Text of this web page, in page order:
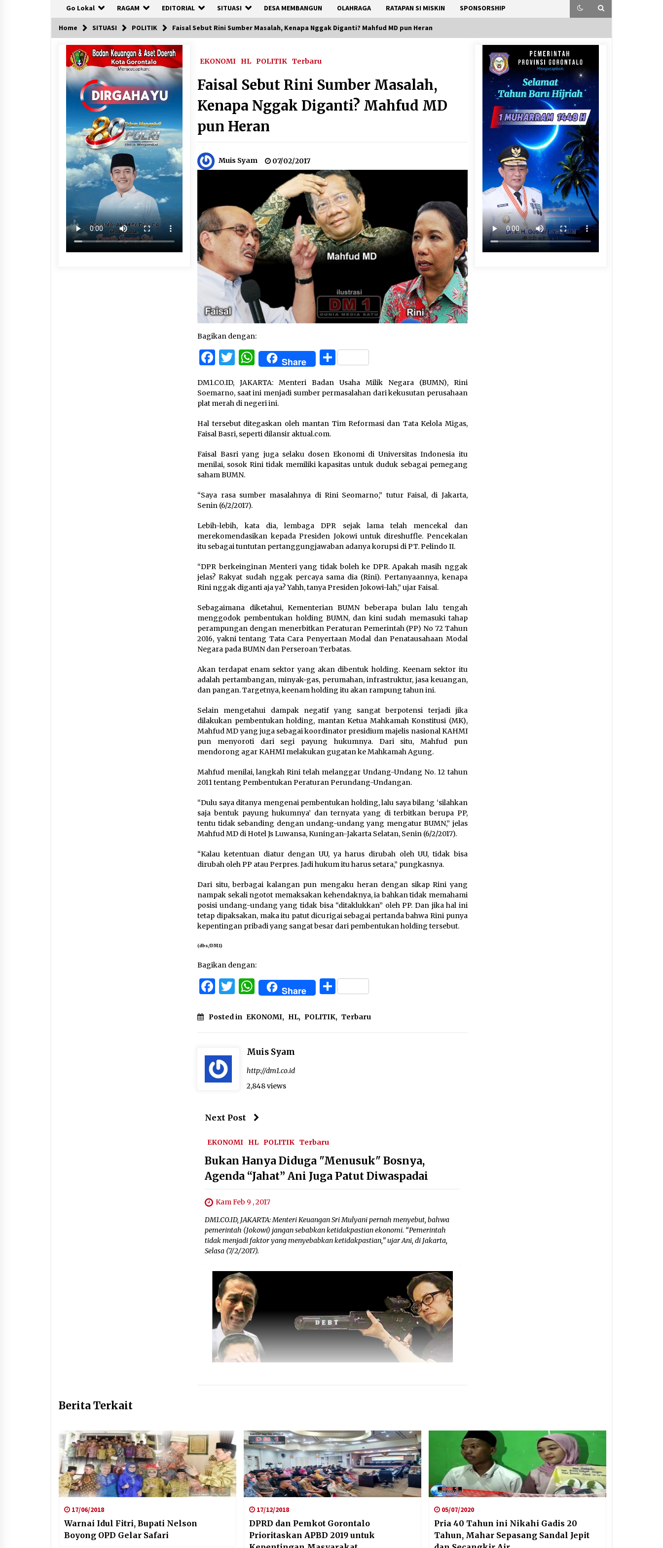
Go Lokal RAGAM EDITORIAL SITUASI DESA MEMBANGUN OLAHRAGA RATAPAN SI MISKIN SPONSORSHIP
Home SITUASI POLITIK Faisal Sebut Rini Sumber Masalah, Kenapa Nggak Diganti? Mahfud MD pun Heran
EKONOMI HL POLITIK Terbaru
Faisal Sebut Rini Sumber Masalah,
Kenapa Nggak Diganti? Mahfud MD
pun Heran
Muis Syam 07/02/2017
Bagikan dengan:
Facebook
Twitter
WhatsApp
Share Share
DM1.CO.ID, JAKARTA: Menteri Badan Usaha Milik Negara (BUMN), Rini
Soemarno, saat ini menjadi sumber permasalahan dari kekusutan perusahaan
plat merah di negeri ini.
Hal tersebut ditegaskan oleh mantan Tim Reformasi dan Tata Kelola Migas,
Faisal Basri, seperti dilansir aktual.com.
Faisal Basri yang juga selaku dosen Ekonomi di Universitas Indonesia itu
menilai, sosok Rini tidak memiliki kapasitas untuk duduk sebagai pemegang
saham BUMN.
“Saya rasa sumber masalahnya di Rini Seomarno,” tutur Faisal, di Jakarta,
Senin (6/2/2017).
Lebih-lebih, kata dia, lembaga DPR sejak lama telah mencekal dan
merekomendasikan kepada Presiden Jokowi untuk direshuffle. Pencekalan
itu sebagai tuntutan pertanggungjawaban adanya korupsi di PT. Pelindo II.
“DPR berkeinginan Menteri yang tidak boleh ke DPR. Apakah masih nggak
jelas? Rakyat sudah nggak percaya sama dia (Rini). Pertanyaannya, kenapa
Rini nggak diganti aja ya? Yahh, tanya Presiden Jokowi-lah,” ujar Faisal.
Sebagaimana diketahui, Kementerian BUMN beberapa bulan lalu tengah
menggodok pembentukan holding BUMN, dan kini sudah memasuki tahap
perampungan dengan menerbitkan Peraturan Pemerintah (PP) No 72 Tahun
2016, yakni tentang Tata Cara Penyertaan Modal dan Penatausahaan Modal
Negara pada BUMN dan Perseroan Terbatas.
Akan terdapat enam sektor yang akan dibentuk holding. Keenam sektor itu
adalah pertambangan, minyak-gas, perumahan, infrastruktur, jasa keuangan,
dan pangan. Targetnya, keenam holding itu akan rampung tahun ini.
Selain mengetahui dampak negatif yang sangat berpotensi terjadi jika
dilakukan pembentukan holding, mantan Ketua Mahkamah Konstitusi (MK),
Mahfud MD yang juga sebagai koordinator presidium majelis nasional KAHMI
pun menyoroti dari segi payung hukumnya. Dari situ, Mahfud pun
mendorong agar KAHMI melakukan gugatan ke Mahkamah Agung.
Mahfud menilai, langkah Rini telah melanggar Undang-Undang No. 12 tahun
2011 tentang Pembentukan Peraturan Perundang-Undangan.
“Dulu saya ditanya mengenai pembentukan holding, lalu saya bilang ‘silahkan
saja bentuk payung hukumnya’ dan ternyata yang di terbitkan berupa PP,
tentu tidak sebanding dengan undang-undang yang mengatur BUMN,” jelas
Mahfud MD di Hotel Js Luwansa, Kuningan-Jakarta Selatan, Senin (6/2/2017).
“Kalau ketentuan diatur dengan UU, ya harus dirubah oleh UU, tidak bisa
dirubah oleh PP atau Perpres. Jadi hukum itu harus setara,” pungkasnya.
Dari situ, berbagai kalangan pun mengaku heran dengan sikap Rini yang
nampak sekali ngotot memaksakan kehendaknya, ia bahkan tidak memahami
posisi undang-undang yang tidak bisa “ditaklukkan” oleh PP. Dan jika hal ini
tetap dipaksakan, maka itu patut dicurigai sebagai pertanda bahwa Rini punya
kepentingan pribadi yang sangat besar dari pembentukan holding tersebut.
(dbs/DM1)
Bagikan dengan:
Facebook
Twitter
WhatsApp
Share Share
Posted in EKONOMI, HL, POLITIK, Terbaru
Muis Syam
http://dm1.co.id
2,848 views
Next Post
EKONOMI HL POLITIK Terbaru
Bukan Hanya Diduga "Menusuk" Bosnya,
Agenda “Jahat” Ani Juga Patut Diwaspadai
Kam Feb 9 , 2017
DM1.CO.ID, JAKARTA: Menteri Keuangan Sri Mulyani pernah menyebut, bahwa
pemerintah (Jokowi) jangan sebabkan ketidakpastian ekonomi. “Pemerintah
tidak menjadi faktor yang menyebabkan ketidakpastian,” ujar Ani, di Jakarta,
Selasa (7/2/2017).
Berita Terkait
17/06/2018
Warnai Idul Fitri, Bupati Nelson
Boyong OPD Gelar Safari
17/12/2018
DPRD dan Pemkot Gorontalo
Prioritaskan APBD 2019 untuk
05/07/2020
Pria 40 Tahun ini Nikahi Gadis 20
Tahun, Mahar Sepasang Sandal Jepit